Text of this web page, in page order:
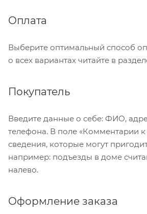
Оплата
Выберите оптимальный способ
о всех вариантах читайте в
Покупатель
Введите данные о себе: ФИО,
телефона. В поле «Комментарии к
сведения, которые могут
например: подъезды в доме
налево.
Оформление заказа